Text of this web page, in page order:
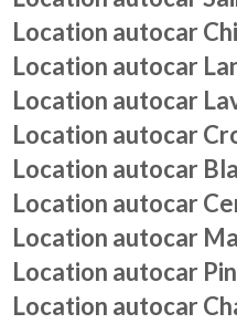
Location autocar
Location autocar
Location autocar
Location autocar
Location autocar
Location autocar
Location autocar
Location autocar
Location autocar